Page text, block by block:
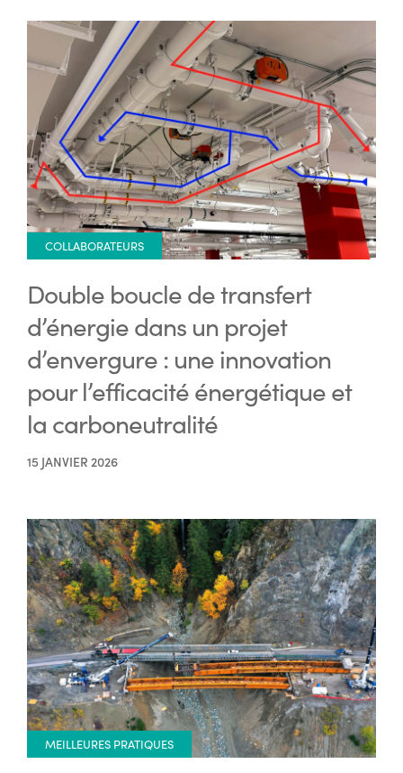
COLLABORATEURS
Double boucle de transfert
d’énergie dans un projet
d’envergure : une innovation
pour l’efficacité énergétique et
la carboneutralité
15 JANVIER 2026
MEILLEURES PRATIQUES